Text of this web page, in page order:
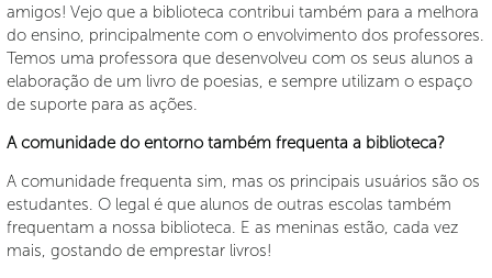
amigos! Vejo que a biblioteca contribui também para a melhora
do ensino, principalmente com o envolvimento dos professores.
Temos uma professora que desenvolveu com os seus alunos a
elaboração de um livro de poesias, e sempre utilizam o espaço
de suporte para as ações.
A comunidade do entorno também frequenta a biblioteca?
A comunidade frequenta sim, mas os principais usuários são os
estudantes. O legal é que alunos de outras escolas também
frequentam a nossa biblioteca. E as meninas estão, cada vez
mais, gostando de emprestar livros!